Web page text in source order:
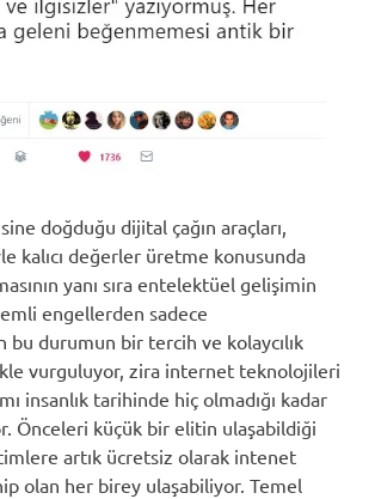
doğduğu dijital çağın araçları,
kalıcı değerler üretme konusunda
yanı sıra entelektüel gelişimin
engellerden sadece
bu durumun bir tercih ve kolaycılık
vurguluyor, zira internet teknolojileri
insanlık tarihinde hiç olmadığı kadar
Önceleri küçük bir elitin ulaşabildiği
artık ücretsiz olarak intenet
olan her birey ulaşabiliyor. Temel